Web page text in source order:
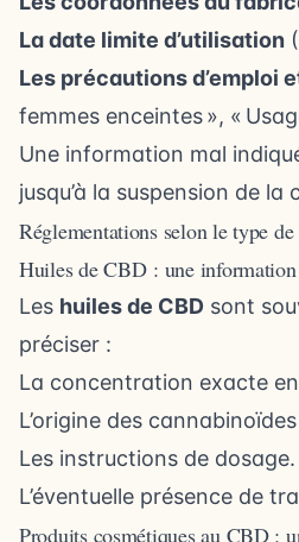
La date limite d’utilisation
Les précautions d’emploi
femmes enceintes », «
Une information mal
jusqu’à la suspension de
Réglementations selon le type
Huiles de CBD : une information
Les huiles de CBD sont
préciser :
La concentration exacte en
L’origine des
Les instructions de dosage.
L’éventuelle présence de
Produits cosmétiques au CBD :